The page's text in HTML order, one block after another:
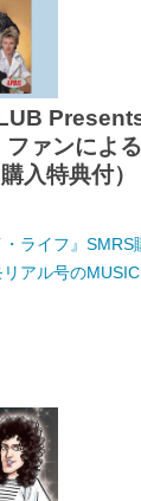
ァンによ
入特典付）
・ライフ』
アル号の